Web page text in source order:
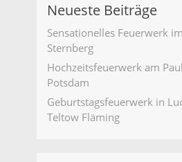
Neueste Beiträge
Sensationelles Feuerwerk
Sternberg
Hochzeitsfeuerwerk am
Potsdam
Geburtstagsfeuerwerk in
Teltow Fläming